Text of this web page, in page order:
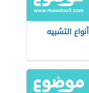
أنواع التشبيه